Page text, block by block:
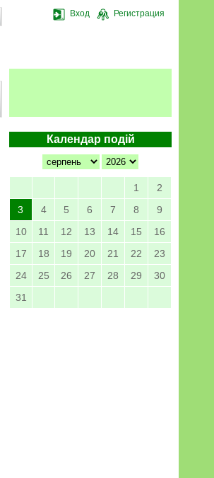
Вход Регистрация
Календар подій
1
2
3
4 5 6 7 8
9
10
11 12 13 14 15
16
17
18 19 20 21 22
23
24
25 26 27 28 29
30
31